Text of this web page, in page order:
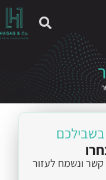
ונשמח לעזור